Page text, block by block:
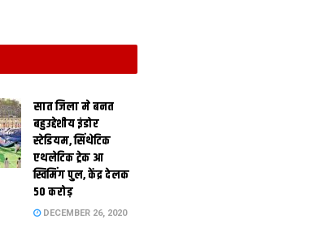
सात जिला मे बनत
बहुउद्देशीय इंडोर
स्‍टेडि‍यम, सिंथेटिक
एथलेटिक ट्रेक आ
स्विमिंग पुल, केंद्र देलक
50 करोड़
DECEMBER 26, 2020